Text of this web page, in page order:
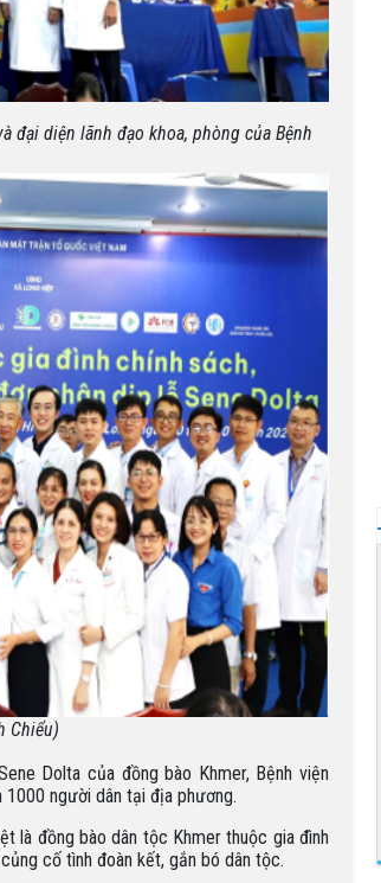
đại diện lãnh đạo khoa, phòng của Bệnh
Chiểu)
Dolta của đồng bào Khmer, Bệnh viện
người dân tại địa phương.
là đồng bào dân tộc Khmer thuộc gia đình
cố tình đoàn kết, gắn bó dân tộc.